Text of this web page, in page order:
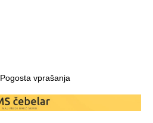
Pogosta vprašanja